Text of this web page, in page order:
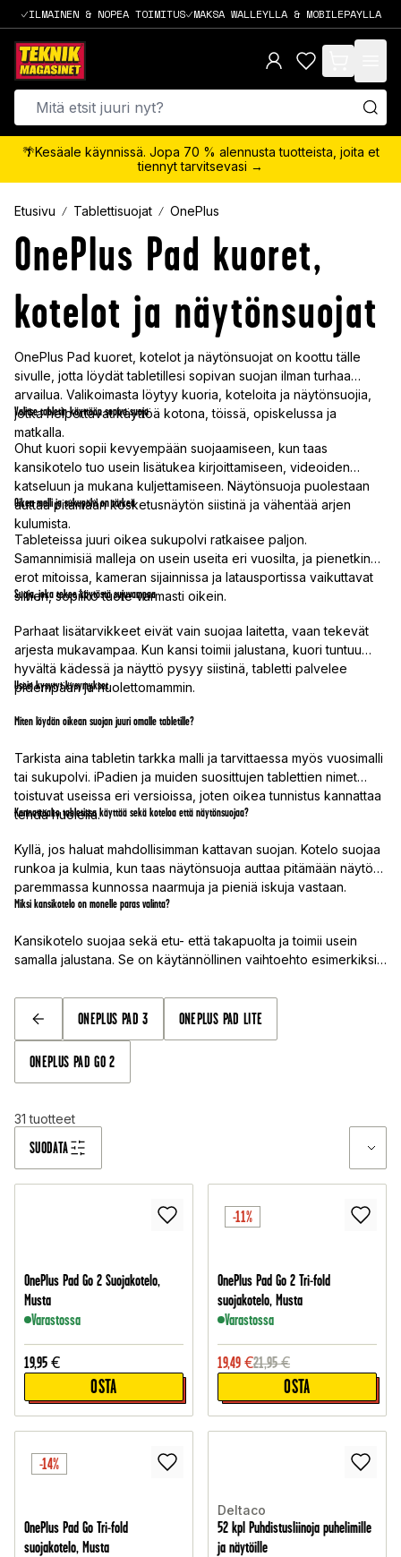
ILMAINEN & NOPEA TOIMITUS MAKSA WALLEYLLA & MOBILEPAYLLA
items in cart,
🌴Kesäale käynnissä. Jopa 70 % alennusta tuotteista, joita et
tiennyt tarvitsevasi →
Etusivu Tablettisuojat OnePlus
OnePlus Pad kuoret,
kotelot ja näytönsuojat
OnePlus Pad kuoret, kotelot ja näytönsuojat on koottu tälle
sivulle, jotta löydät tabletillesi sopivan suojan ilman turhaa
arvailua. Valikoimasta löytyy kuoria, koteloita ja näytönsuojia,
jotka helpottavat käyttöä kotona, töissä, opiskelussa ja
matkalla.
Valitse tabletin käyttöön sopiva suoja
Ohut kuori sopii kevyempään suojaamiseen, kun taas
kansikotelo tuo usein lisätukea kirjoittamiseen, videoiden
katseluun ja mukana kuljettamiseen. Näytönsuoja puolestaan
auttaa pitämään kosketusnäytön siistinä ja vähentää arjen
kulumista.
Oikea malli ja sukupolvi on tärkeä
Tableteissa juuri oikea sukupolvi ratkaisee paljon.
Samannimisiä malleja on usein useita eri vuosilta, ja pienetkin
erot mitoissa, kameran sijainnissa ja latausportissa vaikuttavat
siihen, sopiiko tuote varmasti oikein.
Suoja, joka tekee käytöstä sujuvampaa
Parhaat lisätarvikkeet eivät vain suojaa laitetta, vaan tekevät
arjesta mukavampaa. Kun kansi toimii jalustana, kuori tuntuu
hyvältä kädessä ja näyttö pysyy siistinä, tabletti palvelee
pidempään ja huolettomammin.
Usein kysytyt kysymykset
Miten löydän oikean suojan juuri omalle tabletille?
Tarkista aina tabletin tarkka malli ja tarvittaessa myös vuosimalli
tai sukupolvi. iPadien ja muiden suosittujen tablettien nimet
toistuvat useissa eri versioissa, joten oikea tunnistus kannattaa
tehdä huolella.
Kannattaako tabletissa käyttää sekä koteloa että näytönsuojaa?
Kyllä, jos haluat mahdollisimman kattavan suojan. Kotelo suojaa
runkoa ja kulmia, kun taas näytönsuoja auttaa pitämään näytön
paremmassa kunnossa naarmuja ja pieniä iskuja vastaan.
Miksi kansikotelo on monelle paras valinta?
Kansikotelo suojaa sekä etu- että takapuolta ja toimii usein
samalla jalustana. Se on käytännöllinen vaihtoehto esimerkiksi
TAKAISIN
ONEPLUS PAD 3 ONEPLUS PAD LITE
ONEPLUS PAD GO 2
SUODATA
31 tuotteet
OnePlus Pad Go 2 Suojakotelo,
Musta
Varastossa
19,95 €
OSTA
-11%
OnePlus Pad Go 2 Tri-fold
suojakotelo, Musta
Varastossa
19,49 €21,95 €
OSTA
-14%
OnePlus Pad Go Tri-fold
suojakotelo, Musta
Deltaco
52 kpl Puhdistusliinoja puhelimille
ja näytöille